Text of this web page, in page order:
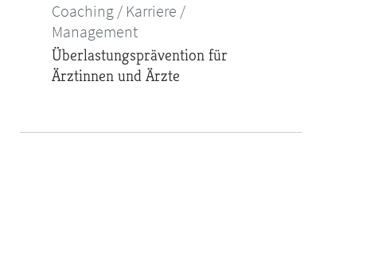
Coaching / Karriere /
Management
Überlastungsprävention für
Ärztinnen und Ärzte